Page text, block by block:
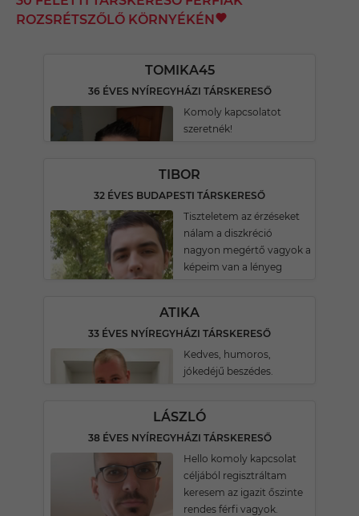
ROZSRÉTSZŐLŐ KÖRNYÉKÉN
TOMIKA45
36 ÉVES NYÍREGYHÁZI TÁRSKERESŐ
Komoly kapcsolatot
szeretnék!
TIBOR
32 ÉVES BUDAPESTI TÁRSKERESŐ
Tiszteletem az érzéseket
nálam a diszkréció
nagyon megértő vagyok a
képeim van a lényeg
ATIKA
33 ÉVES NYÍREGYHÁZI TÁRSKERESŐ
Kedves, humoros,
jókedéjű beszédes.
LÁSZLÓ
38 ÉVES NYÍREGYHÁZI TÁRSKERESŐ
Hello komoly kapcsolat
céljából regisztráltam
keresem az igazit őszinte
rendes férfi vagyok.